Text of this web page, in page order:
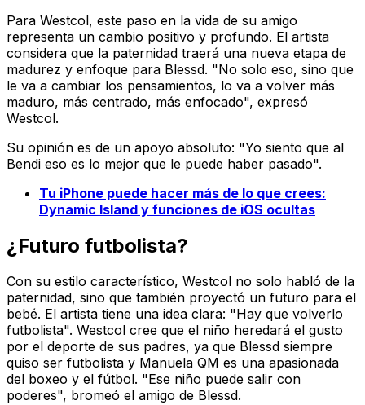
Para Westcol, este paso en la vida de su amigo
representa un cambio positivo y profundo. El artista
considera que la paternidad traerá una nueva etapa de
madurez y enfoque para Blessd. "No solo eso, sino que
le va a cambiar los pensamientos, lo va a volver más
maduro, más centrado, más enfocado", expresó
Westcol.
Su opinión es de un apoyo absoluto: "Yo siento que al
Bendi eso es lo mejor que le puede haber pasado".
Tu iPhone puede hacer más de lo que crees:
Dynamic Island y funciones de iOS ocultas
¿Futuro futbolista?
Con su estilo característico, Westcol no solo habló de la
paternidad, sino que también proyectó un futuro para el
bebé. El artista tiene una idea clara: "Hay que volverlo
futbolista". Westcol cree que el niño heredará el gusto
por el deporte de sus padres, ya que Blessd siempre
quiso ser futbolista y Manuela QM es una apasionada
del boxeo y el fútbol. "Ese niño puede salir con
poderes", bromeó el amigo de Blessd.